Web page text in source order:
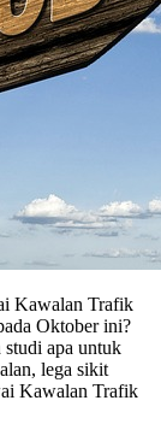
Kawalan Trafik
Oktober ini?
studi apa untuk
lega sikit
Kawalan Trafik